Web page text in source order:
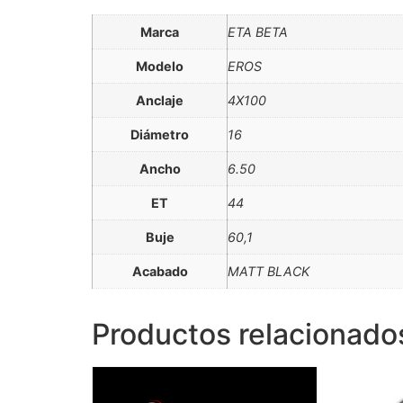
Marca ETA BETA
Modelo EROS
Anclaje 4X100
Diámetro 16
Ancho 6.50
ET 44
Buje 60,1
Acabado MATT BLACK
Productos